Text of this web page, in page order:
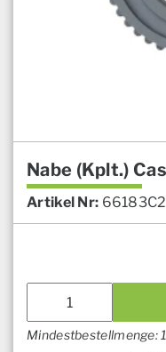
Nabe (Kplt.)
Artikel Nr: 66183C2
Mindestbestellmenge: